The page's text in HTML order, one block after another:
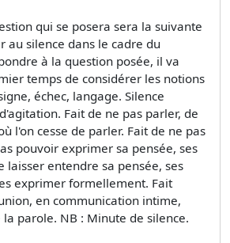
qui se posera sera la suivante
au silence dans le cadre du
à la question posée, il va
temps de considérer les notions
échec, langage. Silence
Fait de ne pas parler, de
l'on cesse de parler. Fait de ne pas
pouvoir exprimer sa pensée, ses
laisser entendre sa pensée, ses
exprimer formellement. Fait
en communication intime,
la parole. NB : Minute de silence.